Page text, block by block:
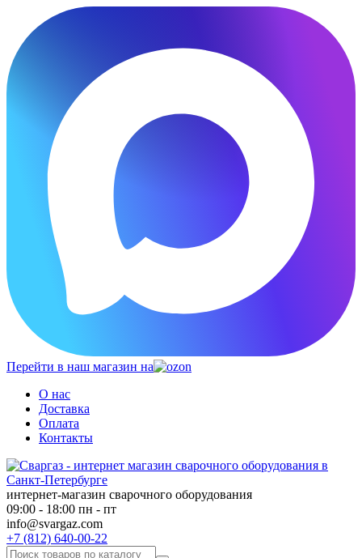
Перейти в наш магазин на
О нас
Доставка
Оплата
Контакты
интернет-магазин сварочного оборудования
09:00 - 18:00 пн - пт
info@svargaz.com
+7 (812) 640-00-22